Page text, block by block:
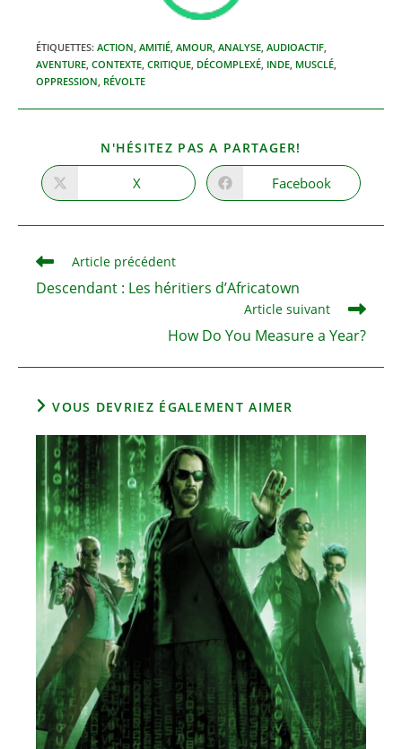
ÉTIQUETTES: ACTION, AMITIÉ, AMOUR, ANALYSE, AUDIOACTIF,
AVENTURE, CONTEXTE, CRITIQUE, DÉCOMPLEXÉ, INDE, MUSCLÉ,
OPPRESSION, RÉVOLTE
N'HÉSITEZ PAS A PARTAGER!
CONTENU
Ouvrir
dans
autre
X Ouvrir
dans
autre
Facebook
Read
articles
Article précédent
Descendant : Les héritiers d’Africatown
Article suivant
How Do You Measure a Year?
VOUS DEVRIEZ ÉGALEMENT AIMER